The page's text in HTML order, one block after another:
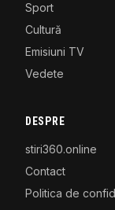
Sport
Cultură
Emisiuni TV
Vedete
DESPRE
stiri360.online
Contact
Politica de